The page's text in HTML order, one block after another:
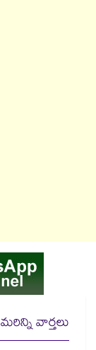
మరిన్ని వార్తలు